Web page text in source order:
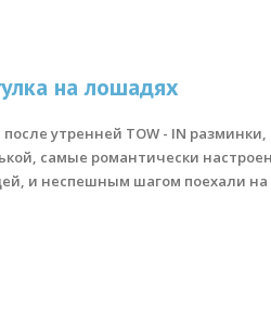
на лошадях
после утренней TOW - IN разминки,
самые романтически
и неспешным шагом поехали на